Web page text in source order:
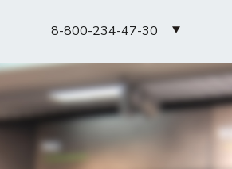
8-800-234-47-30